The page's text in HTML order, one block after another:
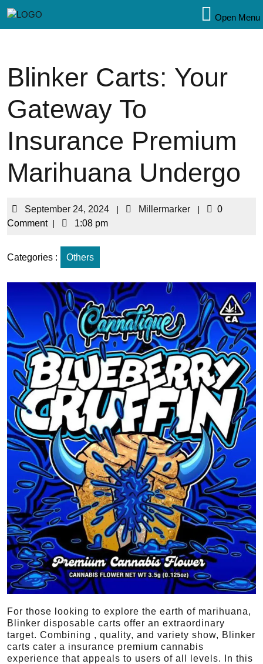
Open Menu
Blinker Carts: Your
Gateway To
Insurance Premium
Marihuana Undergo
September 24, 2024 | Millermarker |
0
Comment | 1:08 pm
Categories : Others
For those looking to explore the earth of marihuana,
Blinker disposable carts offer an extraordinary
target. Combining , quality, and variety show, Blinker
carts cater a insurance premium cannabis
experience that appeals to users of all levels. In this